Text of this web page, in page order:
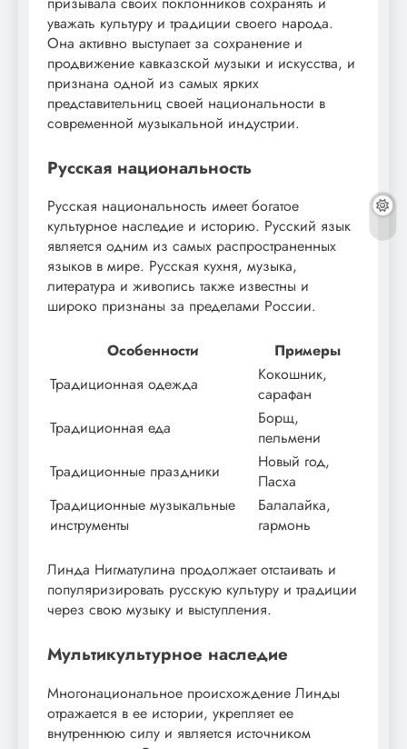
уважать культуру и традиции своего народа.
Она активно выступает за сохранение и
продвижение кавказской музыки и искусства, и
признана одной из самых ярких
представительниц своей национальности в
современной музыкальной индустрии.
Русская национальность
Русская национальность имеет богатое
культурное наследие и историю. Русский язык
является одним из самых распространенных
языков в мире. Русская кухня, музыка,
литература и живопись также известны и
широко признаны за пределами России.
Особенности
Примеры
Традиционная одежда
Кокошник,
сарафан
Традиционная еда
Борщ,
пельмени
Традиционные праздники
Новый год,
Пасха
Традиционные музыкальные
инструменты
Балалайка,
гармонь
Линда Нигматулина продолжает отстаивать и
популяризировать русскую культуру и традиции
через свою музыку и выступления.
Мультикультурное наследие
Многонациональное происхождение Линды
отражается в ее истории, укрепляет ее
внутреннюю силу и является источником